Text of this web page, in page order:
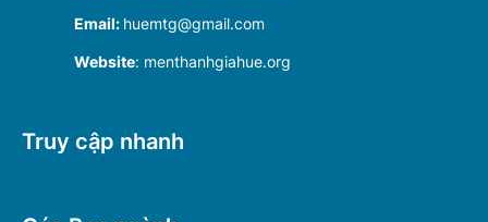
Email: huemtg@gmail.com
Website: menthanhgiahue.org
Truy cập nhanh